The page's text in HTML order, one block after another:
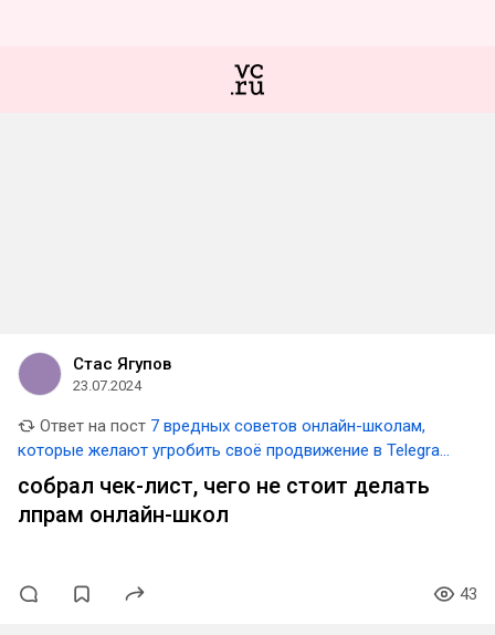
Стас Ягупов
23.07.2024
Ответ на пост 7 вредных советов онлайн-школам,
которые желают угробить своё продвижение в Telegram
собрал чек-лист, чего не стоит делать
лпрам онлайн-школ
43